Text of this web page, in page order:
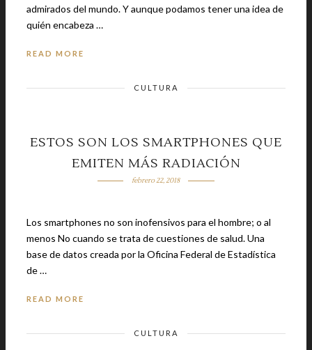
admirados del mundo. Y aunque podamos tener una idea de
quién encabeza …
READ MORE
CULTURA
ESTOS SON LOS SMARTPHONES QUE
EMITEN MÁS RADIACIÓN
febrero 22, 2018
Los smartphones no son inofensivos para el hombre; o al
menos No cuando se trata de cuestiones de salud. Una
base de datos creada por la Oficina Federal de Estadística
de …
READ MORE
CULTURA